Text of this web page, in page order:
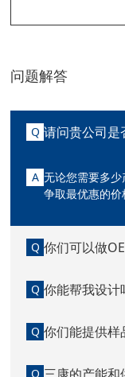
问题解答
Q 请问贵公司是
A 无论您需要多
争取最优惠的价
Q 你们可以做
Q 你能帮我设计
Q 你们能提供样
Q 三康的产能和